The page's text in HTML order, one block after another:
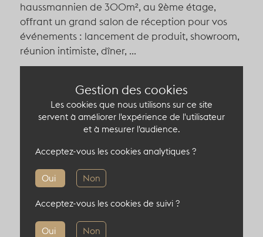
haussmannien de 300m², au 2ème étage,
offrant un grand salon de réception pour vos
événements : lancement de produit, showroom,
réunion intimiste, dîner, ...
grandes fenêtres de la pièce de réception.
cadre prestigieux pour vos réceptions.
Capacité du lieu atypique
Informations complémentaires
Gestion des cookies
Les cookies que nous utilisons sur ce site
servent à améliorer l'expérience de l'utilisateur
et à mesurer l'audience.
Oui Non
Acceptez-vous les cookies analytiques ?
Oui Non
Acceptez-vous les cookies de suivi ?